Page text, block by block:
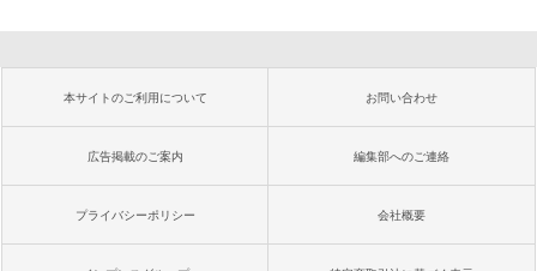
本サイトのご利用について お問い合わせ
広告掲載のご案内 編集部へのご連絡
プライバシーポリシー 会社概要